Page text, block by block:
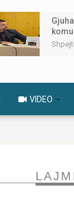
VIDEO